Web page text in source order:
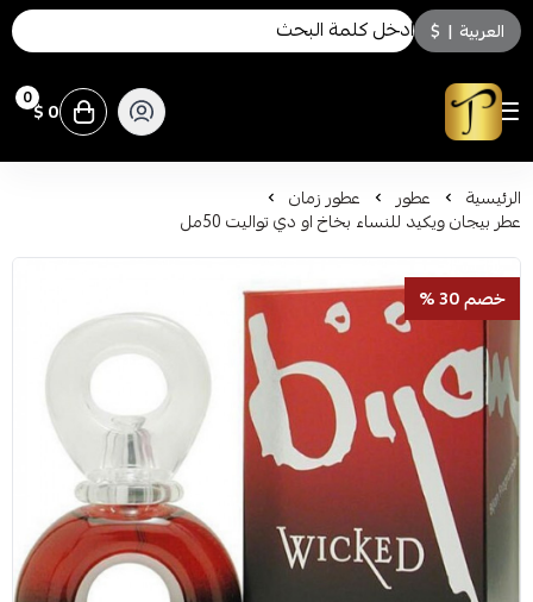
العربية |
$
توسكاني للعطور
0 0 $
الرئيسية عطور عطور زمان
عطر بيجان ويكيد للنساء بخاخ او دي تواليت 50مل
خصم 30 %